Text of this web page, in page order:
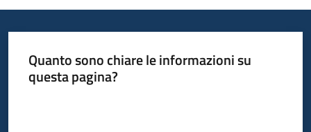
Quanto sono chiare le informazioni su
questa pagina?